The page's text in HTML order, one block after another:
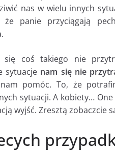
nas w wielu innych
że panie przyciągają
się coś takiego nie
sytuacje nam się nie
pomóc. To, że
sytuacji. A kobiety…
wyjść. Zresztą zobaczcie